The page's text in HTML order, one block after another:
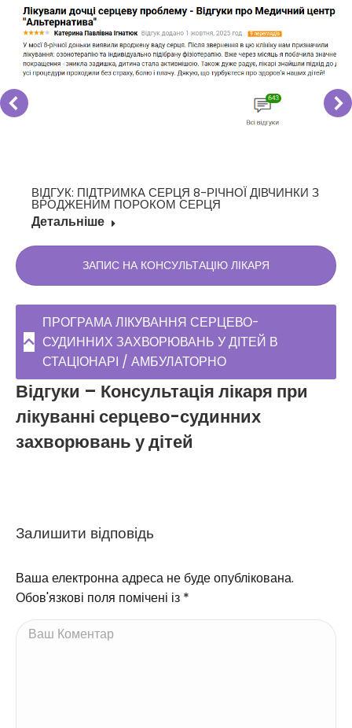
ВІДГУК: ПІДТРИМКА СЕРЦЯ 8-РІЧНОЇ ДІВЧИНКИ З
ВРОДЖЕНИМ ПОРОКОМ СЕРЦЯ
Детальніше
ЗАПИС НА КОНСУЛЬТАЦІЮ ЛІКАРЯ
ПРОГРАМА ЛІКУВАННЯ СЕРЦЕВО-
СУДИННИХ ЗАХВОРЮВАНЬ У ДІТЕЙ В
СТАЦІОНАРІ / АМБУЛАТОРНО
Відгуки – Консультація лікаря при
лікуванні серцево-судинних
захворювань у дітей
Залишити відповідь
Ваша електронна адреса не буде опублікована.
Обов'язкові поля помічені із *
Ваш Коментар